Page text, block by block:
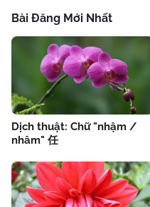
Bài Đăng Mới Nhất
Dịch thuật: Chữ "nhậm /
nhâm" 任